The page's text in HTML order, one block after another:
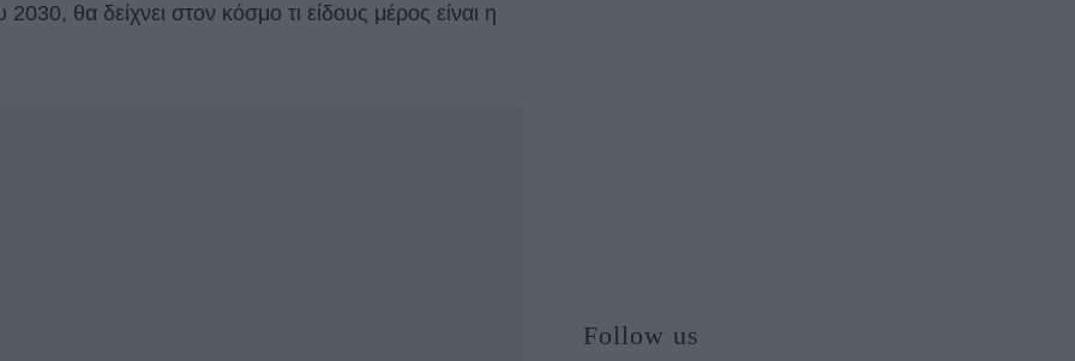
θα δείχνει στον κόσμο τι είδους μέρος είναι η
Follow us